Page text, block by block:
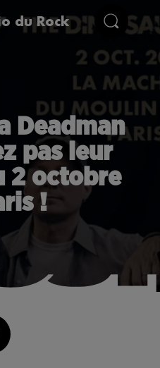
du Rock
Deadman
pas leur
2 octobre
!